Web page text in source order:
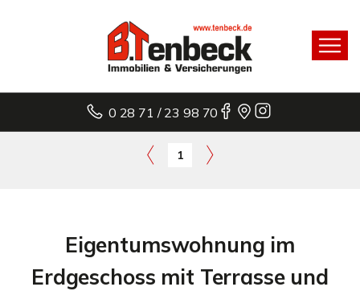
0 28 71 / 23 98 70
1
Eigentumswohnung im
Erdgeschoss mit Terrasse und